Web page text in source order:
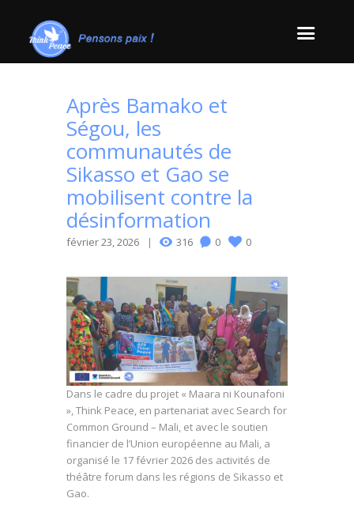
Après Bamako et
Ségou, les
communautés de
Sikasso et Gao se
mobilisent contre la
désinformation
février 23, 2026 316 0 0
Dans le cadre du projet « Maara ni Kounafoni
», Think Peace, en partenariat avec Search for
Common Ground – Mali, et avec le soutien
financier de l’Union européenne au Mali, a
organisé le 17 février 2026 des activités de
théâtre forum dans les régions de Sikasso et
Gao.